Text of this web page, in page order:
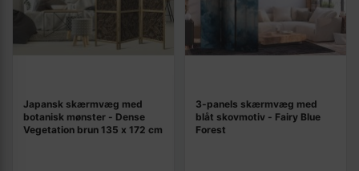
Japansk skærmvæg med
botanisk mønster - Dense
Vegetation brun 135 x 172 cm
3-panels skærmvæg med
blåt skovmotiv - Fairy Blue
Forest